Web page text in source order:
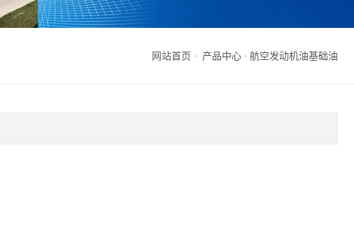
网站首页 产品中心 航空发动机油基础油